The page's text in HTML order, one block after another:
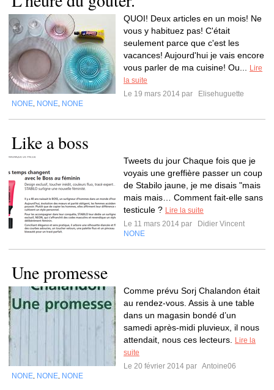
QUOI! Deux articles en un mois! Ne
vous y habituez pas! C'était
seulement parce que c'est les
vacances! Aujourd'hui je vais encore
vous parler de ma cuisine! Ou...
Lire
la suite
Le 19 mars 2014 par
Elisehuguette
NONE NONE NONE
Like a boss
Tweets du jour Chaque fois que je
voyais une greffière passer un coup
de Stabilo jaune, je me disais "mais
mais mais… Comment fait-elle sans
testicule ? Lire la suite
Le 11 mars 2014 par
Didier Vincent
NONE
Une promesse
Comme prévu Sorj Chalandon était
au rendez-vous. Assis à une table
dans un magasin bondé d’un
samedi après-midi pluvieux, il nous
attendait, nous ces lecteurs.
Lire la
suite
Le 20 février 2014 par Antoine06
NONE NONE NONE